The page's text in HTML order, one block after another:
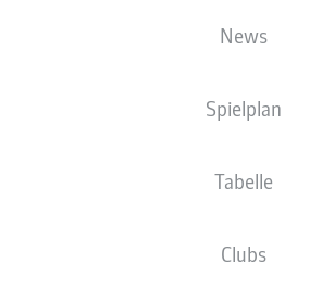
News
Spielplan
Tabelle
Clubs
SPVGG GREUTHER FÜRTH